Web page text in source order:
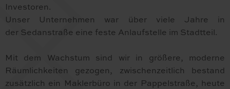
Investoren.
Unser Unternehmen war über viele Jahre in
der Sedanstraße eine feste Anlaufstelle im Stadtteil.
Mit dem Wachstum sind wir in größere, moderne
Räumlichkeiten gezogen, zwischenzeitlich bestand
zusätzlich ein Maklerbüro in der Pappelstraße, heute